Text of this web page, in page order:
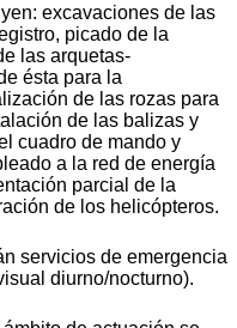
excavaciones de las
picado de la
las arquetas-
ésta para la
de las rozas para
de las balizas y
cuadro de mando y
a la red de energía
parcial de la
de los helicópteros.
servicios de emergencia
diurno/nocturno).